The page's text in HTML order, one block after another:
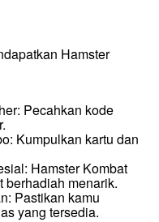
Hamster
Pecahkan kode
Kumpulkan kartu dan
Hamster Kombat
berhadiah menarik.
Pastikan kamu
yang tersedia.